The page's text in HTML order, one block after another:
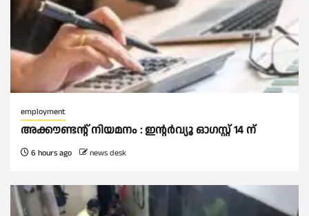
employment
അക്കൗണ്ടന്റ് നിയമനം : ഇൻ്റർവ്യൂ ഓഗസ്റ്റ് 14 ന്
6 hours ago news desk